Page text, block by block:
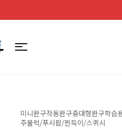
미니완구작동완구중대형완구학습
주물럭/푸시팝/찐득이/스퀴시